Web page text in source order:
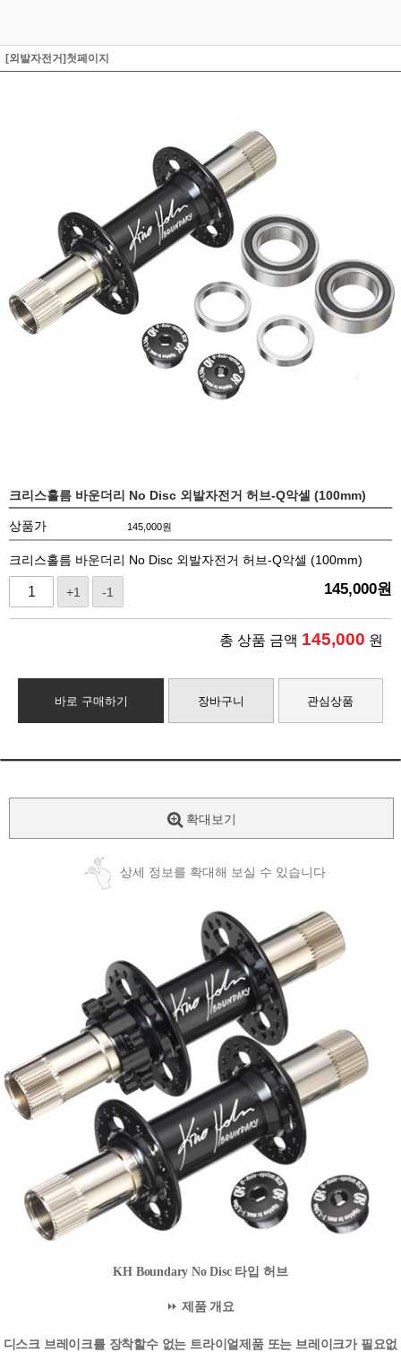
[외발자전거]첫페이지
크리스홀름 바운더리 No Disc 외발자전거 허브-Q악셀 (100mm)
상품가 145,000원
크리스홀름 바운더리 No Disc 외발자전거 허브-Q악셀 (100mm)
+1 -1 145,000원
총 상품 금액 145,000 원
바로 구매하기 장바구니 관심상품
확대보기
상세 정보를 확대해 보실 수 있습니다
KH Boundary No Disc 타입 허브
⏩ 제품 개요
디스크 브레이크를 장착할수 없는 트라이얼제품 또는 브레이크가 필요없